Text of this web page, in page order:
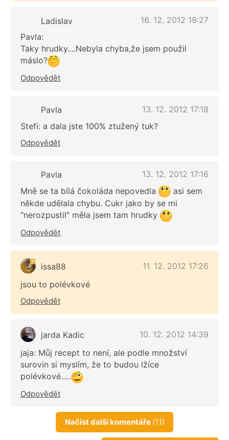
Ladislav
16. 12. 2012 19:27
Pavla:
Taky hrudky....Nebyla chyba,že jsem použil
máslo?
Odpovědět
Pavla
13. 12. 2012 17:18
Stefi: a dala jste 100% ztužený tuk?
Odpovědět
Pavla
13. 12. 2012 17:16
Mně se ta bílá čokoláda nepovedla
asi sem
někde udělala chybu. Cukr jako by se mi
"nerozpustil" měla jsem tam hrudky
Odpovědět
issa88
11. 12. 2012 17:26
jsou to polévkové
Odpovědět
jarda Kadic
10. 12. 2012 14:39
jaja: Můj recept to není, ale podle množství
surovin si myslím, že to budou lžíce
polévkové.....
Odpovědět
Načíst další komentáře (11)